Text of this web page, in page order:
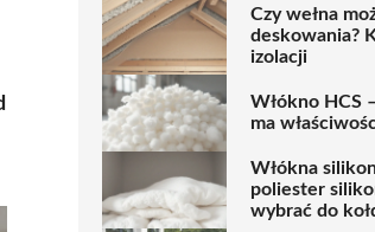
Czy wełna
deskowania?
izolacji
Włókno HCS
ma
Włókna
poliester
wybrać do